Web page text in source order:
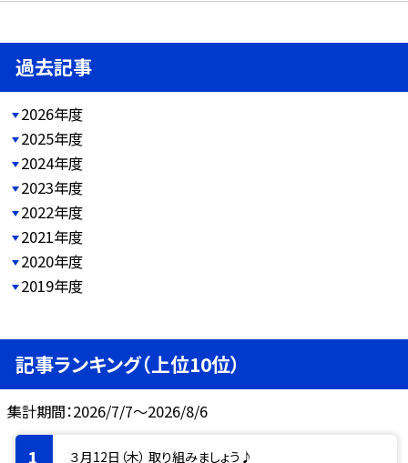
過去記事
2026年度
2025年度
2024年度
2023年度
2022年度
2021年度
2020年度
2019年度
記事ランキング（上位10位）
集計期間：2026/7/7～2026/8/6
３月12日（木） 取り組みましょう♪